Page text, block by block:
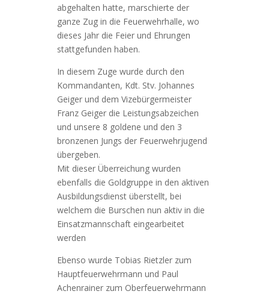
abgehalten hatte, marschierte der
ganze Zug in die Feuerwehrhalle, wo
dieses Jahr die Feier und Ehrungen
stattgefunden haben.
In diesem Zuge wurde durch den
Kommandanten, Kdt. Stv. Johannes
Geiger und dem Vizebürgermeister
Franz Geiger die Leistungsabzeichen
und unsere 8 goldene und den 3
bronzenen Jungs der Feuerwehrjugend
übergeben.
Mit dieser Überreichung wurden
ebenfalls die Goldgruppe in den aktiven
Ausbildungsdienst überstellt, bei
welchem die Burschen nun aktiv in die
Einsatzmannschaft eingearbeitet
werden
Ebenso wurde Tobias Rietzler zum
Hauptfeuerwehrmann und Paul
Achenrainer zum Oberfeuerwehrmann